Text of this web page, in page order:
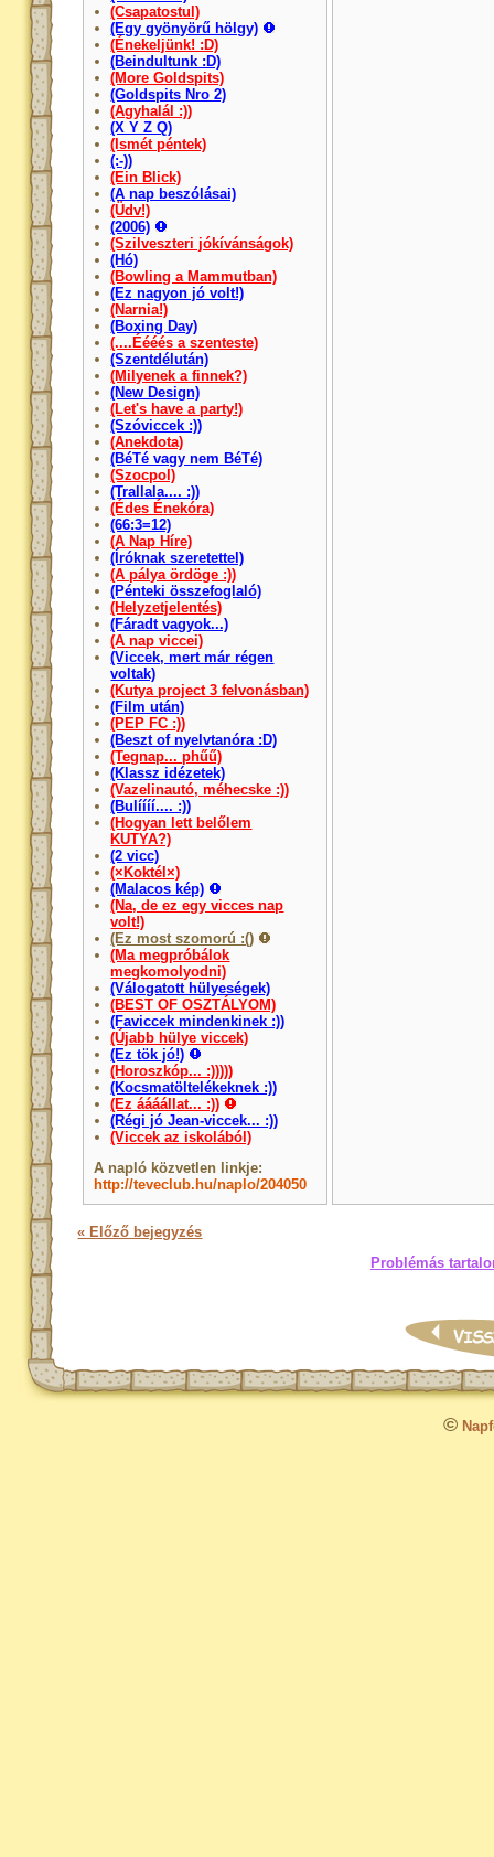
(Csapatostul)
(Egy gyönyörű hölgy)
(Énekeljünk! :D)
(Beindultunk :D)
(More Goldspits)
(Goldspits Nro 2)
(Agyhalál :))
(X Y Z Q)
(Ismét péntek)
(:-))
(Ein Blick)
(A nap beszólásai)
(Üdv!)
(2006)
(Szilveszteri jókívánságok)
(Hó)
(Bowling a Mammutban)
(Ez nagyon jó volt!)
(Narnia!)
(Boxing Day)
(....Éééés a szenteste)
(Szentdélután)
(Milyenek a finnek?)
(New Design)
(Let's have a party!)
(Szóviccek :))
(Anekdota)
(BéTé vagy nem BéTé)
(Szocpol)
(Trallala.... :))
(Édes Énekóra)
(66:3=12)
(A Nap Híre)
(Íróknak szeretettel)
(A pálya ördöge :))
(Pénteki összefoglaló)
(Helyzetjelentés)
(Fáradt vagyok...)
(A nap viccei)
(Viccek, mert már régen
voltak)
(Kutya project 3 felvonásban)
(Film után)
(PEP FC :))
(Beszt of nyelvtanóra :D)
(Tegnap... phűű)
(Klassz idézetek)
(Vazelinautó, méhecske :))
(Bulíííí.... :))
(Hogyan lett belőlem
KUTYA?)
(2 vicc)
(×Koktél×)
(Malacos kép)
(Na, de ez egy vicces nap
volt!)
(Ez most szomorú :()
(Ma megpróbálok
megkomolyodni)
(Válogatott hülyeségek)
(BEST OF OSZTÁLYOM)
(Faviccek mindenkinek :))
(Újabb hülye viccek)
(Ez tök jó!)
(Horoszkóp... :)))))
(Kocsmatöltelékeknek :))
(Ez áááállat... :))
(Régi jó Jean-viccek... :))
(Viccek az iskolából)
A napló közvetlen linkje:
http://teveclub.hu/naplo/204050
« Előző bejegyzés
Problémás
©